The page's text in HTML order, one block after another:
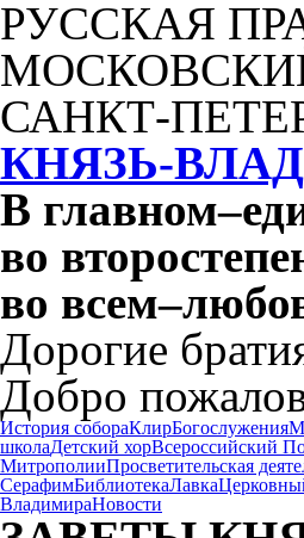
РУССКАЯ
САНКТ-
КНЯЗЬ-
В главном–
во
во всем–
Дорогие
Добро
История собораКлирБогослужения
школаДетский хорВсероссийский
МитрополииПросветительская
СерафимБиблиотекаЛавка
ВладимираНовости